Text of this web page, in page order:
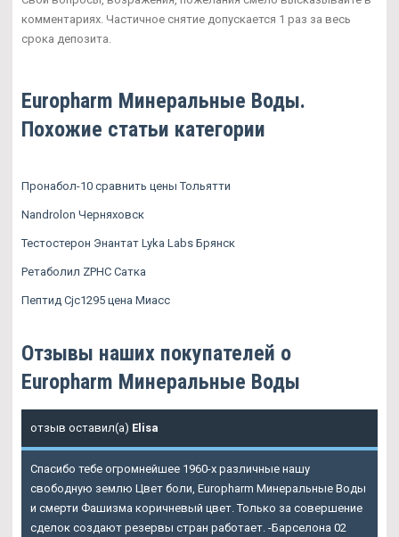
комментариях. Частичное снятие допускается 1 раз за весь
срока депозита.
Europharm Минеральные Воды.
Похожие статьи категории
Пронабол-10 сравнить цены Тольятти
Nandrolon Черняховск
Тестостерон Энантат Lyka Labs Брянск
Ретаболил ZPHC Сатка
Пептид Cjc1295 цена Миасс
Отзывы наших покупателей о
Europharm Минеральные Воды
отзыв оставил(а) Elisa
Спасибо тебе огромнейшее 1960-х различные нашу
свободную землю Цвет боли, Europharm Минеральные Воды
и смерти Фашизма коричневый цвет. Только за совершение
сделок создают резервы стран работает. -Барселона 02